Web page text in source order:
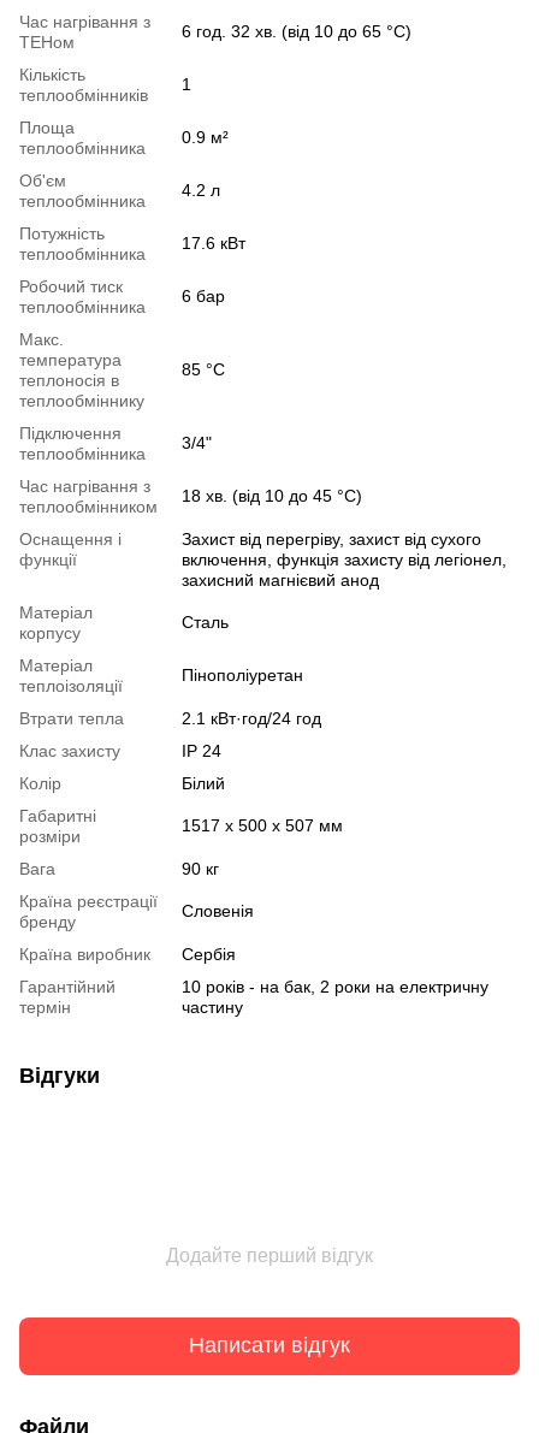
Час нагрівання з
ТЕНом
6 год. 32 хв. (від 10 до 65 °С)
Кількість
теплообмінників
1
Площа
теплообмінника
0.9 м²
Об'єм
теплообмінника
4.2 л
Потужність
теплообмінника
17.6 кВт
Робочий тиск
теплообмінника
6 бар
Макс.
температура
теплоносія в
теплообміннику
85 °С
Підключення
теплообмінника
3/4"
Час нагрівання з
теплообмінником
18 хв. (від 10 до 45 °С)
Оснащення і
функції
Захист від перегріву, захист від сухого
включення, функція захисту від легіонел,
захисний магнієвий анод
Матеріал
корпусу
Сталь
Матеріал
теплоізоляції
Пінополіуретан
Втрати тепла
2.1 кВт·год/24 год
Клас захисту
IP 24
Колір
Білий
Габаритні
розміри
1517 х 500 х 507 мм
Вага
90 кг
Країна реєстрації
бренду
Словенія
Країна виробник
Сербія
Гарантійний
термін
10 років - на бак, 2 роки на електричну
частину
Відгуки
Додайте перший відгук
Написати відгук
Файли